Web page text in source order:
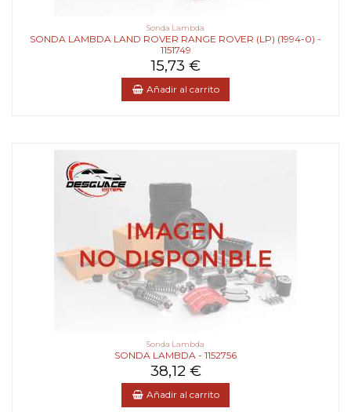
Sonda Lambda
SONDA LAMBDA LAND ROVER RANGE ROVER (LP) (1994-0) -
1151749
15,73 €
Añadir al carrito
Sonda Lambda
SONDA LAMBDA - 1152756
38,12 €
Añadir al carrito